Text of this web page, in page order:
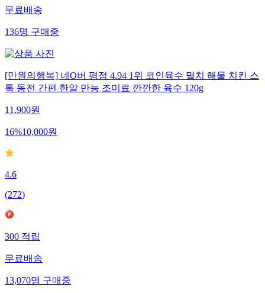
무료배송
136명구매중
[만원의행복] 네O버 평점 4.94 1위 코인육수 멸치 해물 치킨 스
톡 동전 간편 한알 만능 조미료 깐깐한 육수 120g
11,900원
16%10,000원
4.6
(272)
300적립
무료배송
13,070명구매중